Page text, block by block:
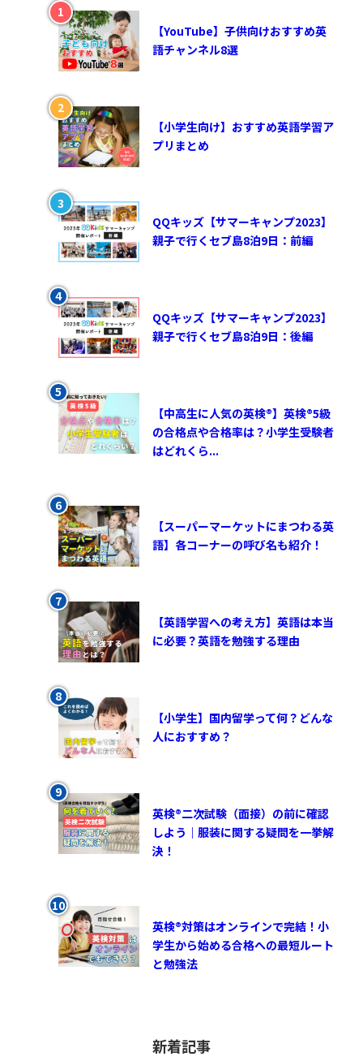
【YouTube】子供向けおすすめ英
語チャンネル8選
【小学生向け】おすすめ英語学習ア
プリまとめ
QQキッズ【サマーキャンプ2023】
親子で行くセブ島8泊9日：前編
QQキッズ【サマーキャンプ2023】
親子で行くセブ島8泊9日：後編
【中高生に人気の英検®︎】英検®︎5級
の合格点や合格率は？小学生受験者
はどれくら...
【スーパーマーケットにまつわる英
語】各コーナーの呼び名も紹介！
【英語学習への考え方】英語は本当
に必要？英語を勉強する理由
【小学生】国内留学って何？どんな
人におすすめ？
英検®︎二次試験（面接）の前に確認
しよう｜服装に関する疑問を一挙解
決！
英検®対策はオンラインで完結！小
学生から始める合格への最短ルート
と勉強法
新着記事